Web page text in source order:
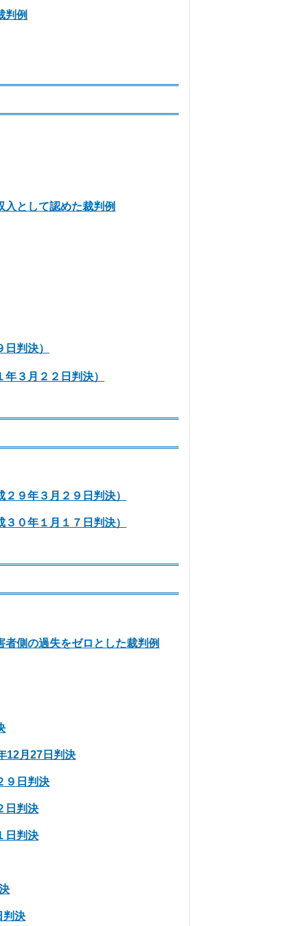
判例
として認めた裁判例
判決）
３月２２日判決）
９年３月２９日判決）
０年１月１７日判決）
側の過失をゼロとした裁判例
12月27日判決
９日判決
日判決
日判決
判決